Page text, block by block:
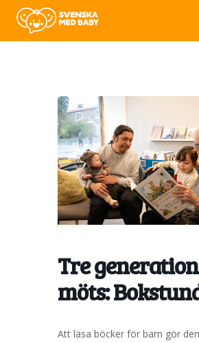
Tre
möts:
Att läsa böcker för barn gör